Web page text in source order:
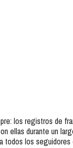
los registros de
ellas durante un
todos los